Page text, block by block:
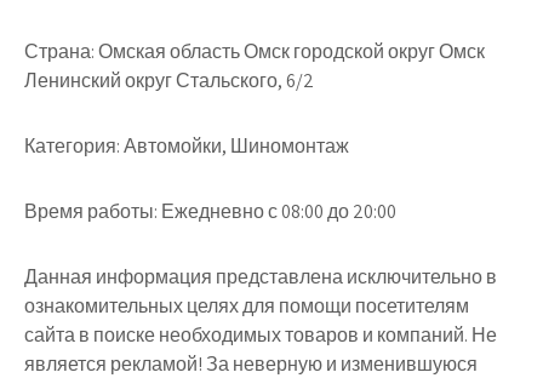
Страна:Омская область Омск городской округ Омск
Ленинский округ Стальского, 6/2
Категория:Автомойки, Шиномонтаж
Время работы: Ежедневно с 08:00 до 20:00
Данная информация представлена исключительно в
ознакомительных целях для помощи посетителям
сайта в поиске необходимых товаров и компаний. Не
является рекламой! За неверную и изменившуюся